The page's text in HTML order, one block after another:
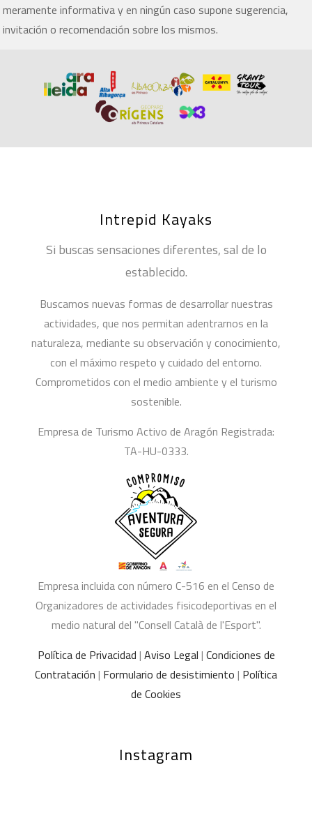
meramente informativa y en ningún caso supone sugerencia,
invitación o recomendación sobre los mismos.
Intrepid Kayaks
Si buscas sensaciones diferentes, sal de lo
establecido.
Buscamos nuevas formas de desarrollar nuestras
actividades, que nos permitan adentrarnos en la
naturaleza, mediante su observación y conocimiento,
con el máximo respeto y cuidado del entorno.
Comprometidos con el medio ambiente y el turismo
sostenible.
Empresa de Turismo Activo de Aragón Registrada:
TA-HU-0333.
Empresa incluida con número C-516 en el Censo de
Organizadores de actividades fisicodeportivas en el
medio natural del "Consell Català de l'Esport".
Política de Privacidad | Aviso Legal | Condiciones de
Contratación | Formulario de desistimiento | Política
de Cookies
Instagram